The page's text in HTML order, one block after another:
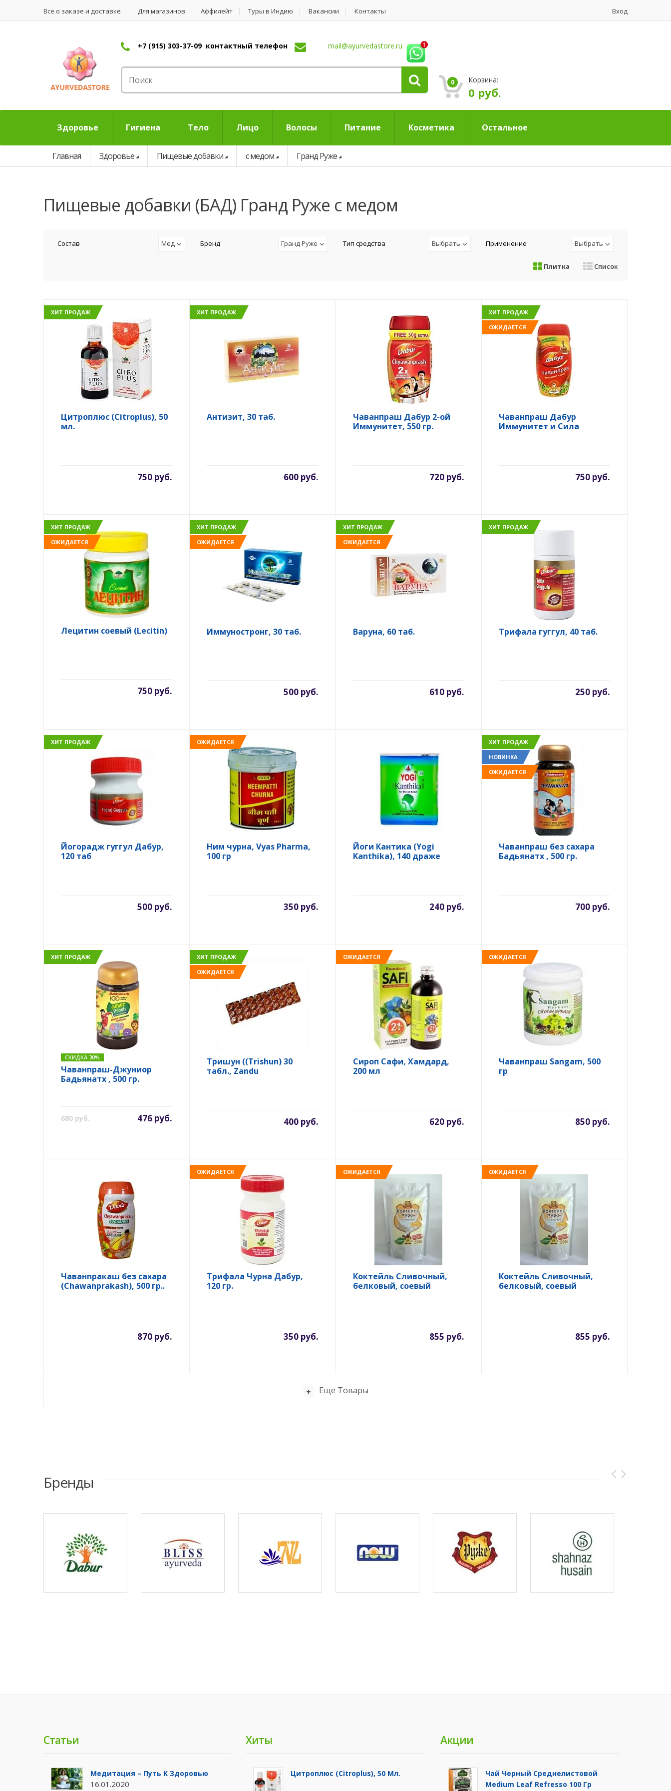
Все о заказе и доставке Для магазинов Аффилейт Туры в Индию Вакансии Контакты Вход
+7 (915) 303-37-09 контактный телефон mail@ayurvedastore.ru
0 Корзина:
0 руб.
Здоровье Гигиена Тело Лицо Волосы Питание Косметика Остальное
Главная Здоровье Пищевые добавки с медом Гранд Руже
Пищевые добавки (БАД) Гранд Руже с медом
Состав Мед Бренд Гранд Руже Тип средства Выбрать Применение Выбрать
Плитка Список
ХИТ ПРОДАЖ
Цитроплюс (Citroplus), 50
мл.
750 руб.
ХИТ ПРОДАЖ
Антизит, 30 таб.
600 руб.
Чаванпраш Дабур 2-ой
Иммунитет, 550 гр.
720 руб.
ХИТ ПРОДАЖ
ОЖИДАЕТСЯ
Чаванпраш Дабур
Иммунитет и Сила
750 руб.
ХИТ ПРОДАЖ
ОЖИДАЕТСЯ
Лецитин соевый (Lecitin)
750 руб.
ХИТ ПРОДАЖ
ОЖИДАЕТСЯ
Иммуностронг, 30 таб.
500 руб.
ХИТ ПРОДАЖ
ОЖИДАЕТСЯ
Варуна, 60 таб.
610 руб.
ХИТ ПРОДАЖ
Трифала гуггул, 40 таб.
250 руб.
ХИТ ПРОДАЖ
Йогорадж гуггул Дабур,
120 таб
500 руб.
ОЖИДАЕТСЯ
Ним чурна, Vyas Pharma,
100 гр
350 руб.
Йоги Кантика (Yogi
Kanthika), 140 драже
240 руб.
ХИТ ПРОДАЖ
НОВИНКА
ОЖИДАЕТСЯ
Чаванпраш без сахара
Бадьянатх , 500 гр.
700 руб.
ХИТ ПРОДАЖ
СКИДКА 30%
Чаванпраш-Джуниор
Бадьянатх , 500 гр.
680 руб. 476 руб.
ХИТ ПРОДАЖ
ОЖИДАЕТСЯ
Тришун ((Trishun) 30
табл., Zandu
400 руб.
ОЖИДАЕТСЯ
Сироп Сафи, Хамдард,
200 мл
620 руб.
ОЖИДАЕТСЯ
Чаванпраш Sangam, 500
гр
850 руб.
Чаванпракаш без сахара
(Chawanprakash), 500 гр..
870 руб.
ОЖИДАЕТСЯ
Трифала Чурна Дабур,
120 гр.
350 руб.
ОЖИДАЕТСЯ
Коктейль Сливочный,
белковый, соевый
855 руб.
ОЖИДАЕТСЯ
Коктейль Сливочный,
белковый, соевый
855 руб.
Еще Товары
Бренды
Статьи
Медитация – Путь К Здоровью
16.01.2020
Хиты
Цитроплюс (Citroplus), 50 Мл.
Акции
Чай Черный Среднелистовой
Medium Leaf Refresso 100 Гр